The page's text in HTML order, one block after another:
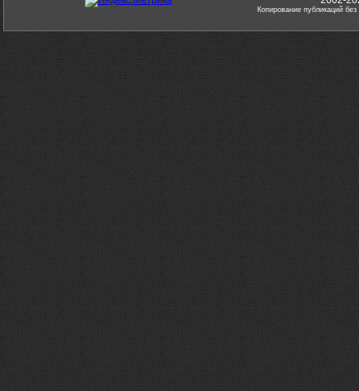
Копирование публикаций